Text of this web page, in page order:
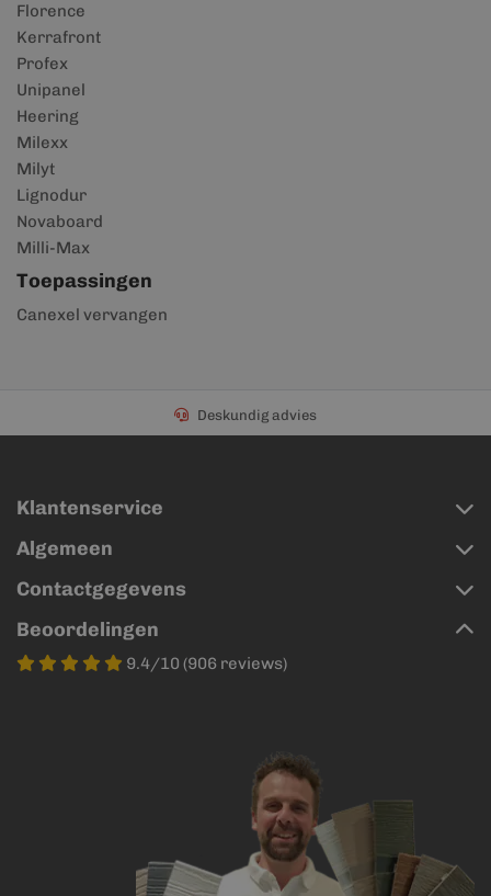
Florence
Kerrafront
Profex
Unipanel
Heering
Milexx
Milyt
Lignodur
Novaboard
Milli-Max
Toepassingen
Canexel vervangen
Deskundig advies
Klantenservice
Algemeen
Contactgegevens
Beoordelingen
9.4/10 (906 reviews)